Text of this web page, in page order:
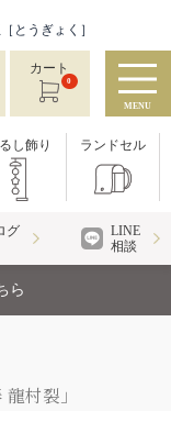
とうぎょく］
カート
0
MENU
し飾り ランドセル
グ
LINE
相談
ら
村裂」